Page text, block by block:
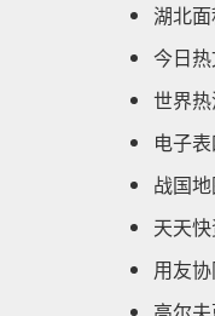
湖北
今日
世界
电子
战国
天天
用友